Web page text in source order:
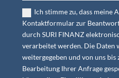
Ich stimme zu, dass meine
Kontaktformular zur
durch SURI FINANZ
verarbeitet werden. Die Daten
weitergegeben und von uns bis
Bearbeitung Ihrer Anfrage